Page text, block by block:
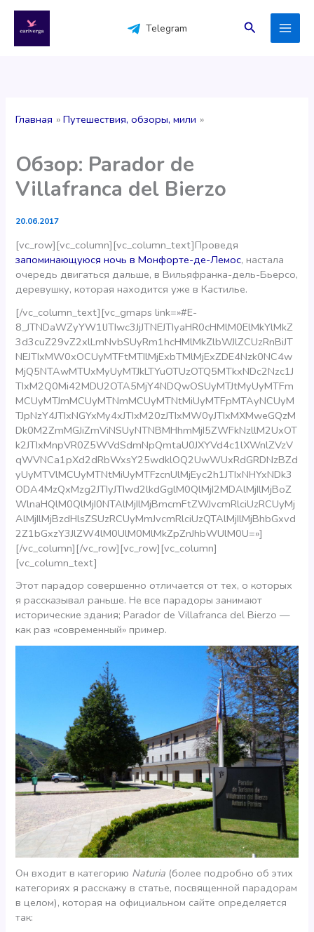
содержимому
Telegram Поиск
Главная Путешествия, обзоры, мили
Обзор: Parador de
Villafranca del Bierzo
20.06.2017
[vc_row][vc_column][vc_column_text]Проведя
запоминающуюся ночь в Монфорте-де-Лемос, настала
очередь двигаться дальше, в Вильяфранка-дель-Бьерсо,
деревушку, которая находится уже в Кастилье.
[/vc_column_text][vc_gmaps link=»#E-
8_JTNDaWZyYW1lJTIwc3JjJTNEJTIyaHR0cHMlM0ElMkYlMkZ
3d3cuZ29vZ2xlLmNvbSUyRm1hcHMlMkZlbWJlZCUzRnBiJT
NEJTIxMW0xOCUyMTFtMTIlMjExbTMlMjExZDE4Nzk0NC4w
MjQ5NTAwMTUxMyUyMTJkLTYuOTUzOTQ5MTkxNDc2Nzc1J
TIxM2Q0Mi42MDU2OTA5MjY4NDQwOSUyMTJtMyUyMTFm
MCUyMTJmMCUyMTNmMCUyMTNtMiUyMTFpMTAyNCUyM
TJpNzY4JTIxNGYxMy4xJTIxM20zJTIxMW0yJTIxMXMweGQzM
Dk0M2ZmMGJiZmViNSUyNTNBMHhmMjI5ZWFkNzllM2UxOT
k2JTIxMnpVR0Z5WVdSdmNpQmtaU0JXYVd4c1lXWnlZVzV
qWVNCa1pXd2dRbWxsY25wdklOQ2UwWUxRdGRDNzBZd
yUyMTVlMCUyMTNtMiUyMTFzcnUlMjEyc2h1JTIxNHYxNDk3
ODA4MzQxMzg2JTIyJTIwd2lkdGglM0QlMjI2MDAlMjIlMjBoZ
WlnaHQlM0QlMjI0NTAlMjIlMjBmcmFtZWJvcmRlciUzRCUyMj
AlMjIlMjBzdHlsZSUzRCUyMmJvcmRlciUzQTAlMjIlMjBhbGxvd
2Z1bGxzY3JlZW4lM0UlM0MlMkZpZnJhbWUlM0U=»]
[/vc_column][/vc_row][vc_row][vc_column]
[vc_column_text]
Этот парадор совершенно отличается от тех, о которых
я рассказывал раньше. Не все парадоры занимают
исторические здания; Parador de Villafranca del Bierzo —
как раз «современный» пример.
Он входит в категорию Naturia (более подробно об этих
категориях я расскажу в статье, посвященной парадорам
в целом), которая на официальном сайте определяется
так: